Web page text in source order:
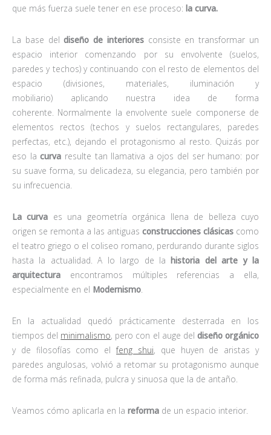
que más fuerza suele tener en ese proceso: la curva.
La base deldiseño de interioresconsiste en transformar un
espacio interior comenzando por su envolvente (suelos,
paredes y techos) y continuando con el resto de elementos del
espacio (divisiones, materiales, iluminación y
mobiliario) aplicando nuestra idea de forma
coherente. Normalmente la envolvente suele componerse de
elementos rectos (techos y suelos rectangulares, paredes
perfectas, etc.), dejando el protagonismo al resto. Quizás por
eso lacurva resulte tan llamativa a ojos del ser humano: por
su suave forma, su delicadeza, su elegancia, pero también por
su infrecuencia.
La curva es una geometría orgánica llena de belleza cuyo
origen se remonta a las antiguas construcciones clásicas como
el teatro griego o el coliseo romano, perdurando durante siglos
hasta la actualidad. A lo largo de lahistoria del arte y la
arquitectura encontramos múltiples referencias a ella,
especialmente en el Modernismo.
En la actualidad quedó prácticamente desterrada en los
tiempos del minimalismo, pero con el auge del diseño orgánico
y de filosofías como elfeng shui, que huyen de aristas y
paredes angulosas, volvió a retomar su protagonismo aunque
de forma más refinada, pulcra y sinuosa que la de antaño.
Veamos cómo aplicarla en la reforma de un espacio interior.